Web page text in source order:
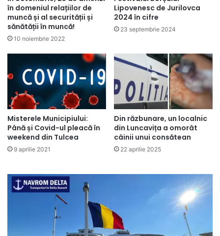
în domeniul relațiilor de
muncă și al securității și
sănătății în muncă!
10 noiembrie 2022
Lipovenesc de Jurilovca
2024 în cifre
23 septembrie 2024
Misterele Municipiului:
Până și Covid-ul pleacă în
weekend din Tulcea
9 aprilie 2021
Din răzbunare, un localnic
din Luncavița a omorât
câinii unui consătean
22 aprilie 2025